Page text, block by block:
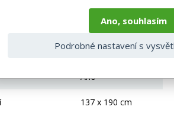
Ano
Ano
137 x 190 cm
Ano, souhlasím
Podrobné nastavení s